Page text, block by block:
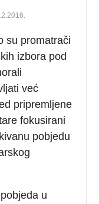
su promatrači
izbora pod
već
pripremljene
fokusirani
pobjedu
u